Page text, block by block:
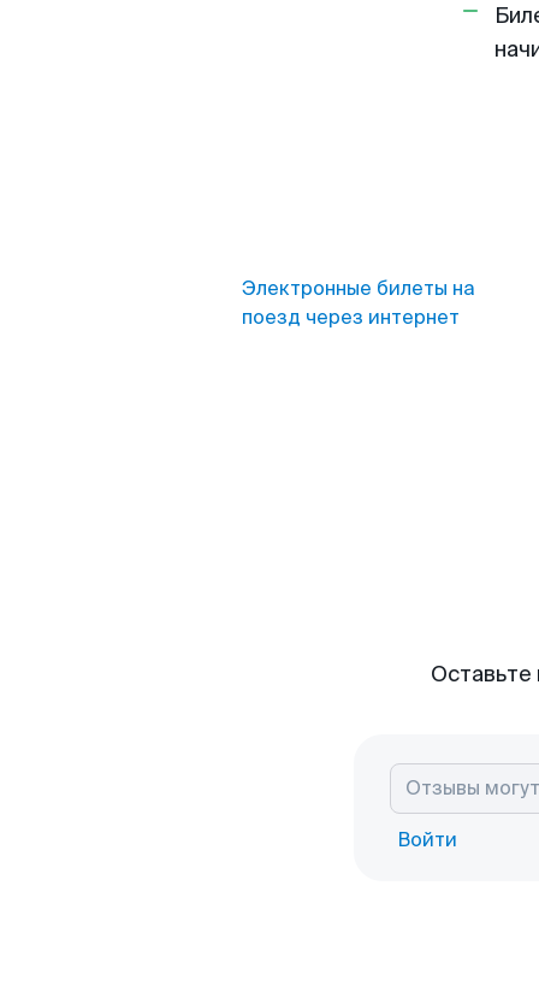
Электронные билеты на
поезд через интернет
Войти